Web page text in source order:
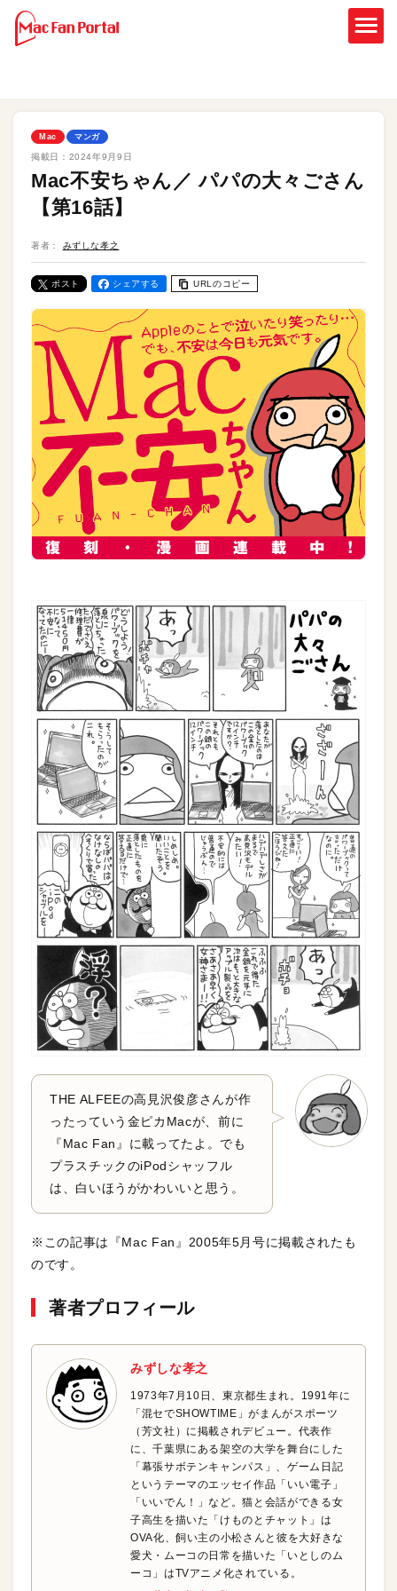
Mac マンガ
掲載日： 2024年9月9日
Mac不安ちゃん／ パパの大々ごさん
【第16話】
著者： みずしな孝之
ポスト シェアする URLのコピー
THE ALFEEの高見沢俊彦さんが作
ったっていう金ピカMacが、前に
『Mac Fan』に載ってたよ。でも
プラスチックのiPodシャッフル
は、白いほうがかわいいと思う。
※この記事は『Mac Fan』2005年5月号に掲載されたも
のです。
著者プロフィール
みずしな孝之
1973年7月10日、東京都生まれ。1991年に
「混セでSHOWTIME」がまんがスポーツ
（芳文社）に掲載されデビュー。代表作
に、千葉県にある架空の大学を舞台にした
「幕張サボテンキャンパス」、ゲーム日記
というテーマのエッセイ作品「いい電子」
「いいでん！」など。猫と会話ができる女
子高生を描いた「けものとチャット」は
OVA化、飼い主の小松さんと彼を大好きな
愛犬・ムーコの日常を描いた「いとしのム
ーコ」はTVアニメ化されている。